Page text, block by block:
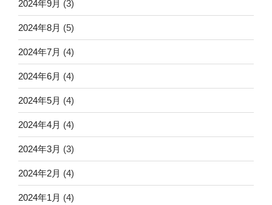
2024年9月 (3)
2024年8月 (5)
2024年7月 (4)
2024年6月 (4)
2024年5月 (4)
2024年4月 (4)
2024年3月 (3)
2024年2月 (4)
2024年1月 (4)